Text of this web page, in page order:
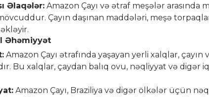
Əlaqələr: Amazon Çayı və ətraf meşələr arasında
Çayın daşınan maddələri, meşə
Əhəmiyyət
Amazon Çayı ətrafında yaşayan yerli xalqlar, çayın
Bu xalqlar, çaydan balıq ovu, nəqliyyat və digər
Amazon Çayı, Braziliya və digər ölkələr üçün